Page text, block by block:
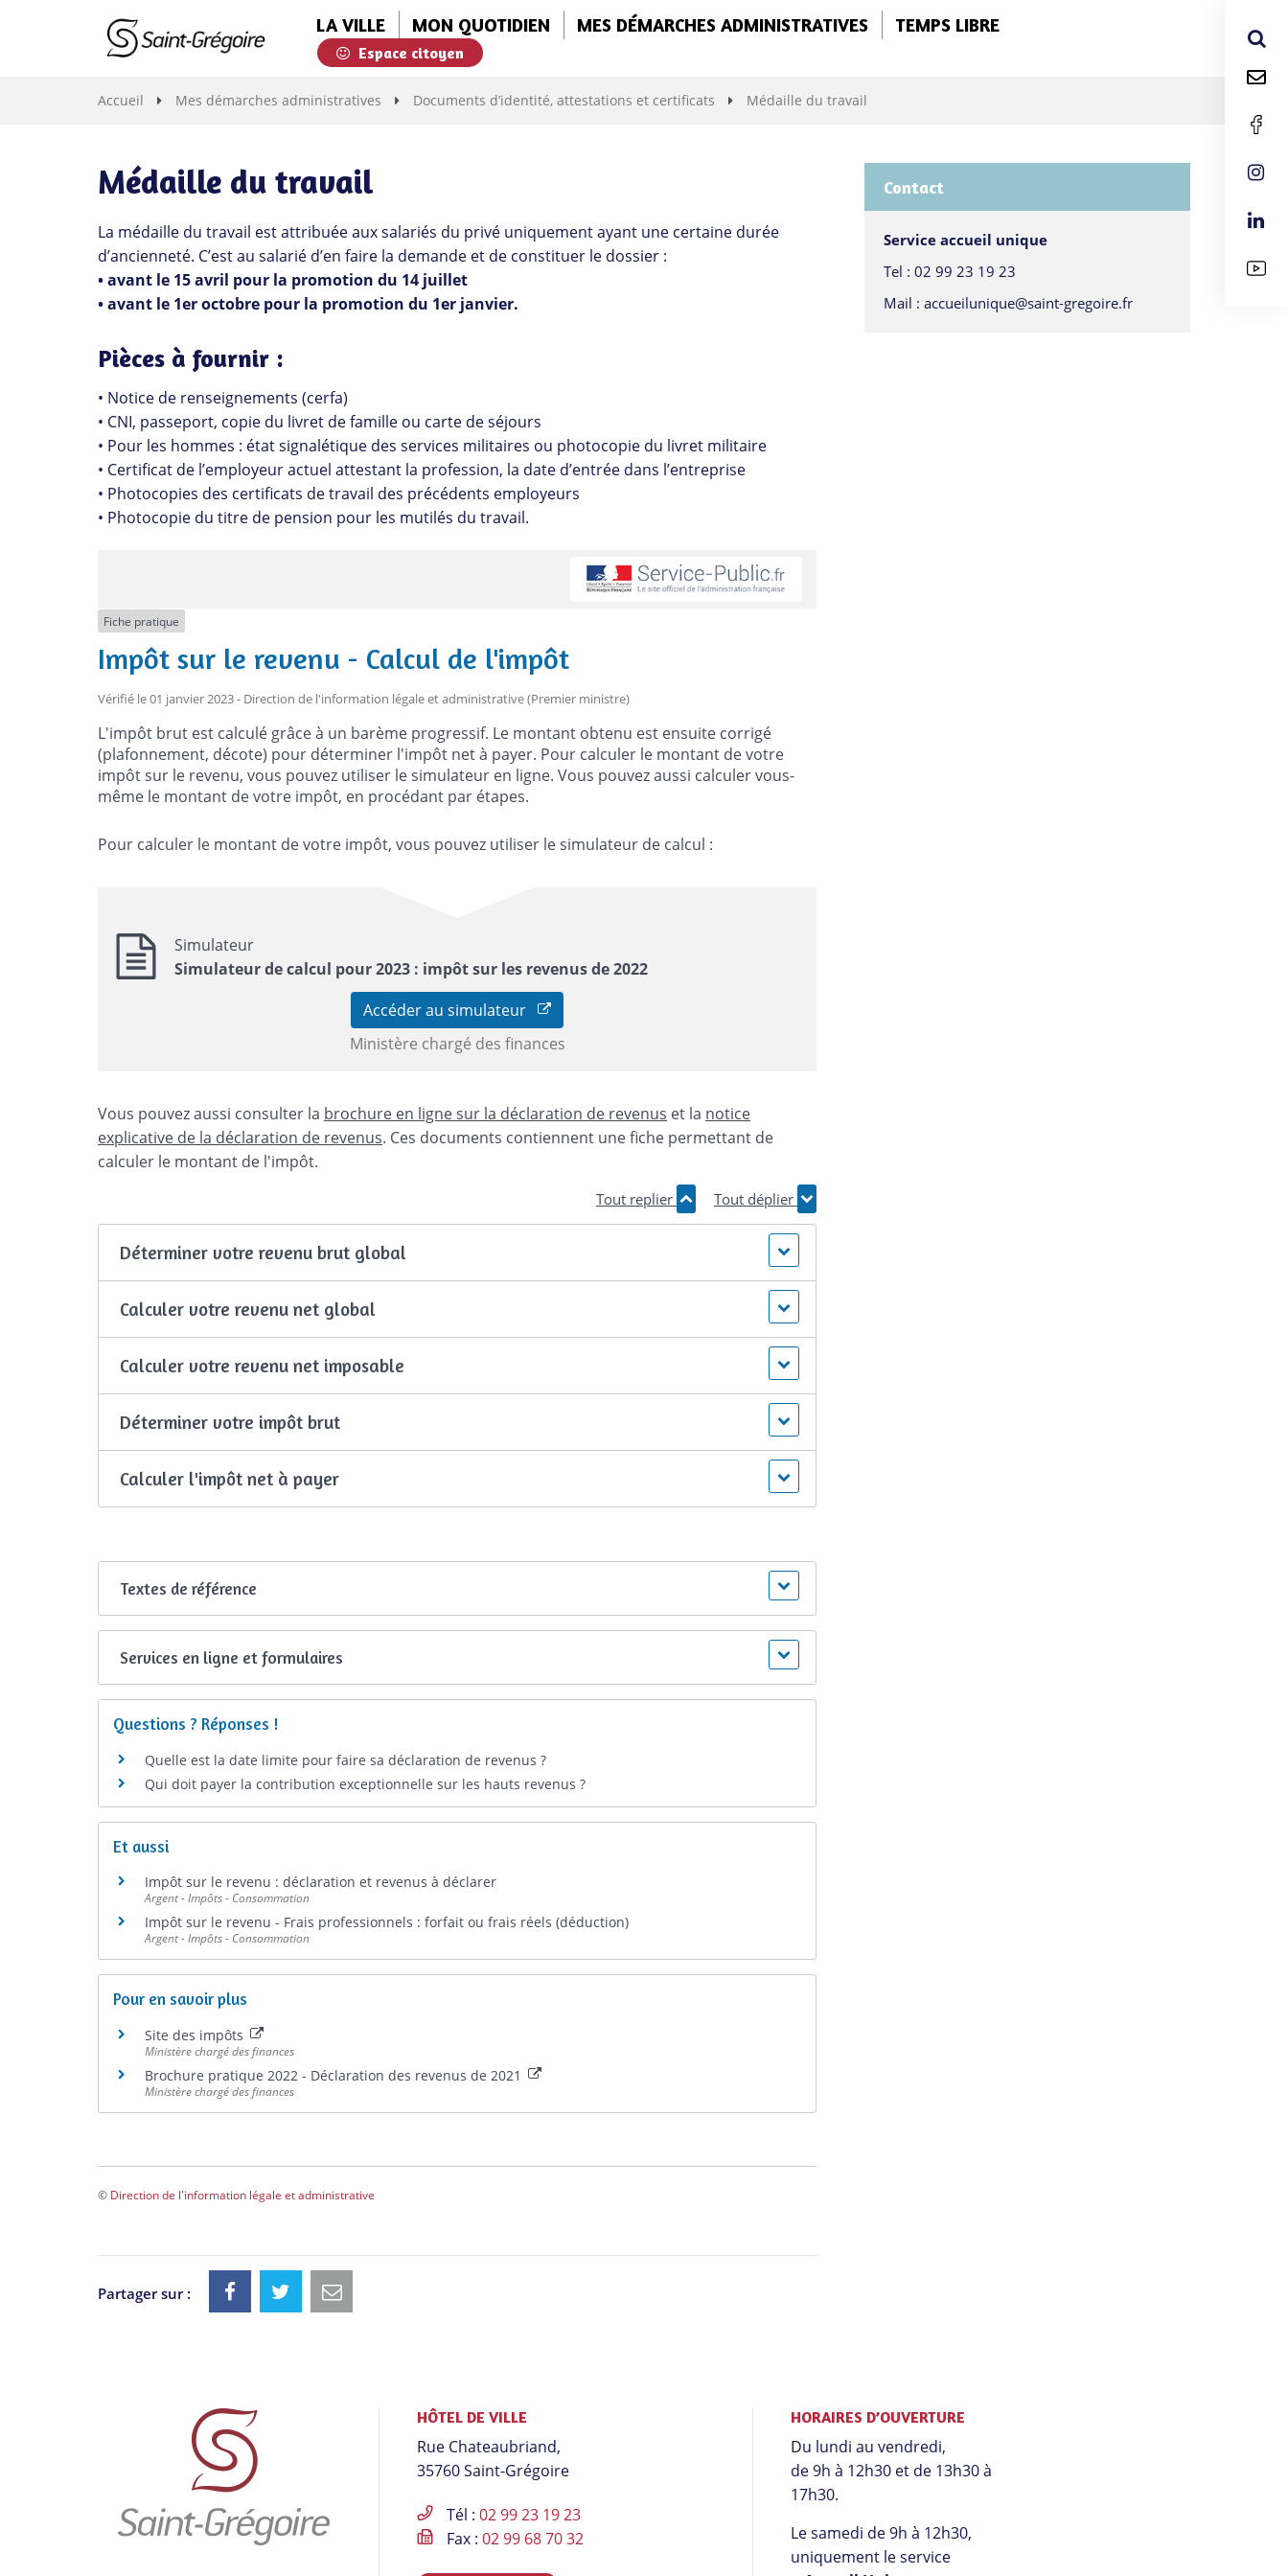
Grégoire
LA VILLE MON QUOTIDIEN MES DÉMARCHES ADMINISTRATIVES TEMPS LIBRE
Espace citoyen
Accueil Mes démarches administratives Documents d’identité, attestations et certificats Médaille du travail
Médaille du travail
La médaille du travail est attribuée aux salariés du privé uniquement ayant une certaine durée
d’ancienneté. C’est au salarié d’en faire la demande et de constituer le dossier :
• avant le 15 avril pour la promotion du 14 juillet
• avant le 1er octobre pour la promotion du 1er janvier.
Pièces à fournir :
• Notice de renseignements (cerfa)
• CNI, passeport, copie du livret de famille ou carte de séjours
• Pour les hommes : état signalétique des services militaires ou photocopie du livret militaire
• Certificat de l’employeur actuel attestant la profession, la date d’entrée dans l’entreprise
• Photocopies des certificats de travail des précédents employeurs
• Photocopie du titre de pension pour les mutilés du travail.
Fiche pratique
Impôt sur le revenu - Calcul de l'impôt
Vérifié le 01 janvier 2023 - Direction de l'information légale et administrative (Premier ministre)
L'impôt brut est calculé grâce à un barème progressif. Le montant obtenu est ensuite corrigé
(plafonnement, décote) pour déterminer l'impôt net à payer. Pour calculer le montant de votre
impôt sur le revenu, vous pouvez utiliser le simulateur en ligne. Vous pouvez aussi calculer vous-
même le montant de votre impôt, en procédant par étapes.
Pour calculer le montant de votre impôt, vous pouvez utiliser le simulateur de calcul :
Simulateur
Simulateur de calcul pour 2023 : impôt sur les revenus de 2022
Accéder au simulateur
Ministère chargé des finances
Vous pouvez aussi consulter la brochure en ligne sur la déclaration de revenus et la notice
explicative de la déclaration de revenus. Ces documents contiennent une fiche permettant de
calculer le montant de l'impôt.
Tout replier Tout déplier
Déterminer votre revenu brut global
Calculer votre revenu net global
Calculer votre revenu net imposable
Déterminer votre impôt brut
Calculer l'impôt net à payer
Textes de référence
Services en ligne et formulaires
Questions ? Réponses !
Quelle est la date limite pour faire sa déclaration de revenus ?
Qui doit payer la contribution exceptionnelle sur les hauts revenus ?
Et aussi
Impôt sur le revenu : déclaration et revenus à déclarer
Argent - Impôts - Consommation
Impôt sur le revenu - Frais professionnels : forfait ou frais réels (déduction)
Argent - Impôts - Consommation
Pour en savoir plus
Site des impôts
Ministère chargé des finances
Brochure pratique 2022 - Déclaration des revenus de 2021
Ministère chargé des finances
© Direction de l'information légale et administrative
Contact
Service accueil unique
Tel : 02 99 23 19 23
Mail : accueilunique@saint-gregoire.fr
Partager sur :
Informations
HÔTEL DE VILLE
Rue Chateaubriand,
35760 Saint-Grégoire
Tél : 02 99 23 19 23
Fax : 02 99 68 70 32
HORAIRES D’OUVERTURE
Du lundi au vendredi,
de 9h à 12h30 et de 13h30 à
17h30.
Le samedi de 9h à 12h30,
uniquement le service